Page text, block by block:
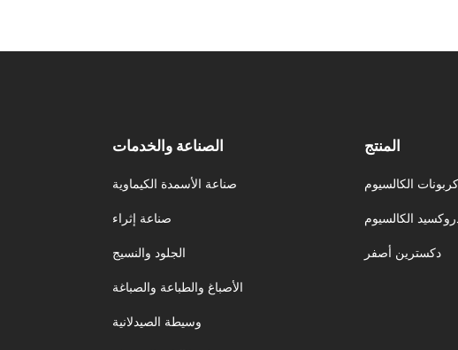
المنتج
كربونات الكالسيوم
الكالسيوم
دكسترين أصفر
الصناعة والخدمات
صناعة الأسمدة الكيماوية
صناعة إثراء
الجلود والنسيج
الأصباغ والطباعة والصباغة
وسيطة الصيدلانية